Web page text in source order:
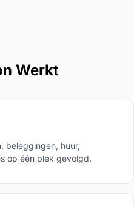
Werkt
beleggingen, huur,
op één plek gevolgd.